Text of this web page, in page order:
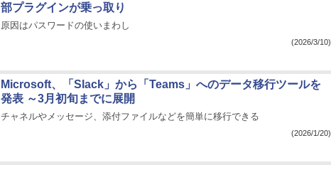
部プラグインが乗っ取り
原因はパスワードの使いまわし
(2026/3/10)
Microsoft、「Slack」から「Teams」へのデータ移行ツールを
発表 ～3月初旬までに展開
チャネルやメッセージ、添付ファイルなどを簡単に移行できる
(2026/1/20)